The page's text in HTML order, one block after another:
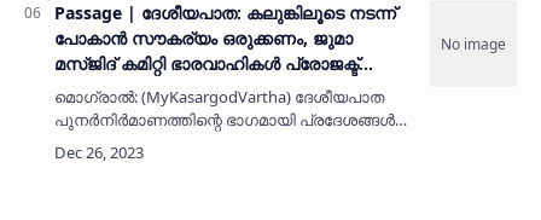
സംഗമം ഓട്ടോഗ്രാഫ് 'ആ …
Passage | ദേശീയപാത: കലുങ്കിലൂടെ നടന്ന്
പോകാന്‍ സൗകര്യം ഒരുക്കണം, ജുമാ
മസ്ജിദ് കമിറ്റി ഭാരവാഹികള്‍ പ്രോജക്ട്
ഡയറക്ടറെയും കുമ്പള യുഎല്‍സിസി കാംപ്
മാനേജരെയും കണ്ടു
മൊഗ്രാല്‍: (MyKasargodVartha) ദേശീയപാത
പുനര്‍നിര്‍മാണത്തിന്റെ ഭാഗമായി പ്രദേശങ്ങള്‍
ഈസ്റ്റ്- വെസ്റ്റായി രൂപാന്തരപ്പെട്ടതോടെ
യാത്രാദുരിതം നേരിടുന്ന വിദ്യാര്‍ഥികള്‍ക്കും